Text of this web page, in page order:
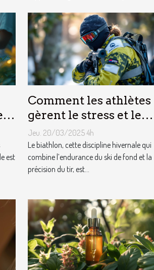
est
Comment les athlètes
gèrent le stress et les
attentes d'une carrière
en biathlon
Jeu. 20/03/2025 4h
Le biathlon, cette discipline hivernale qui
combine l’endurance du ski de fond et la
précision du tir, est...